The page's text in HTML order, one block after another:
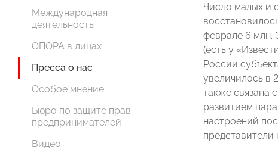
Международная
деятельность
ОПОРА в лицах
Пресса о нас
Особое мнение
Бюро по защите прав
предпринимателей
Видео
Число малых и
феврале 6 млн.
(есть у
России
увеличилось в
также связана
развитием
настроений